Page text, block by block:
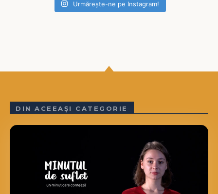
Urmărește-ne pe Instagram!
DIN ACEEAȘI CATEGORIE